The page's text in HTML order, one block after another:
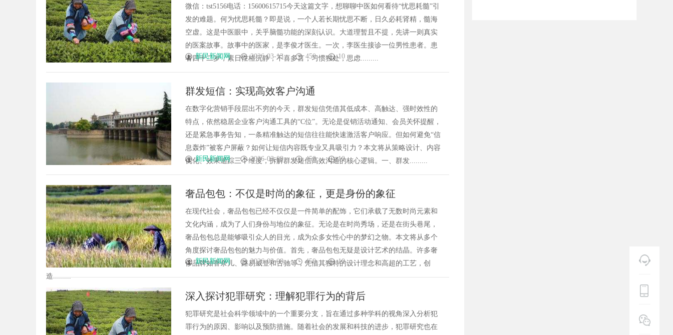
路，屡试不爽
微信：tst5156电话：15600615715今天这篇文字，想聊聊中医如何看待“忧思耗髓”引
发的难题。何为忧思耗髓？即是说，一个人若长期忧思不断，日久必耗肾精，髓海
空虚。这是中医眼中，关乎脑髓功能的深刻认识。大道理暂且不提，先讲一则真实
的医案故事。故事中的医家，是李俊才医生。一次，李医生接诊一位男性患者。患
者四十二岁，素日性格沉静，不喜多言，习惯独处，思虑.........
新民新闻网 2026-03-13 450 10
群发短信：实现高效客户沟通
在数字化营销手段层出不穷的今天，群发短信凭借其低成本、高触达、强时效性的
特点，依然稳居企业客户沟通工具的“C位”。无论是促销活动通知、会员关怀提醒，
还是紧急事务告知，一条精准触达的短信往往能快速激活客户响应。但如何避免“信
息轰炸”被客户屏蔽？如何让短信内容既专业又具吸引力？本文将从策略设计、内容
优化、效果追踪三个维度，拆解群发短信高效沟通的核心逻辑。一、群发.........
新民新闻网 2026-03-09 450 10
奢品包包：不仅是时尚的象征，更是身份的象征
在现代社会，奢品包包已经不仅仅是一件简单的配饰，它们承载了无数时尚元素和
文化内涵，成为了人们身份与地位的象征。无论是在时尚秀场，还是在街头巷尾，
奢品包包总是能够吸引众人的目光，成为众多女性心中的梦幻之物。本文将从多个
角度探讨奢品包包的魅力与价值。首先，奢品包包无疑是设计艺术的结晶。许多奢
侈品牌如香奈儿、路易威登和古驰等，凭借其独特的设计理念和高超的工艺，创
造.........
新民新闻网 2026-03-08 450 10
深入探讨犯罪研究：理解犯罪行为的背后
犯罪研究是社会科学领域中的一个重要分支，旨在通过多种学科的视角深入分析犯
罪行为的原因、影响以及预防措施。随着社会的发展和科技的进步，犯罪研究也在